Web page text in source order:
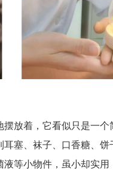
放着，它看似只是一
塞、袜子、口香糖、饼
等小物件，虽小却实